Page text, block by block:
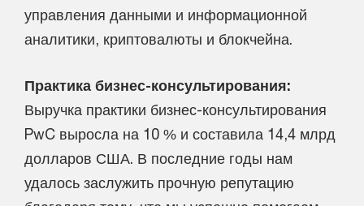
управления данными и информационной
аналитики, криптовалюты и блокчейна.
Практика бизнес-консультирования:
Выручка практики бизнес-консультирования
PwC выросла на 10 % и составила 14,4 млрд
долларов США. В последние годы нам
удалось заслужить прочную репутацию